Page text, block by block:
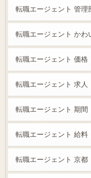
転職エージェント 管理
転職エージェント かわ
転職エージェント 価格
転職エージェント 求人
転職エージェント 期間
転職エージェント 給料
転職エージェント 京都